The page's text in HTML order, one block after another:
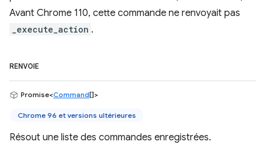
Avant Chrome 110, cette commande ne renvoyait pas
_execute_action .
RENVOIE
Promise<Command[]>
Chrome 96 et versions ultérieures
Résout une liste des commandes enregistrées.